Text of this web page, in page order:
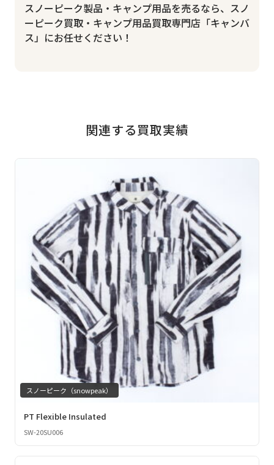
スノーピーク製品・キャンプ用品を売るなら、スノ
ーピーク買取・キャンプ用品買取専門店「キャンバ
ス」にお任せください！
関連する買取実績
スノーピーク（snowpeak）
PT Flexible Insulated
SW-20SU006